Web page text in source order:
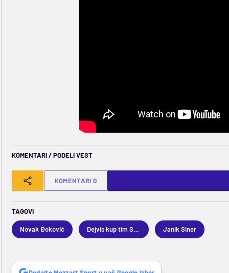
KOMENTARI / PODELI VEST
KOMENTARI 0
TAGOVI
Novak Đoković Dejvis kup tim Srbije Janik Siner